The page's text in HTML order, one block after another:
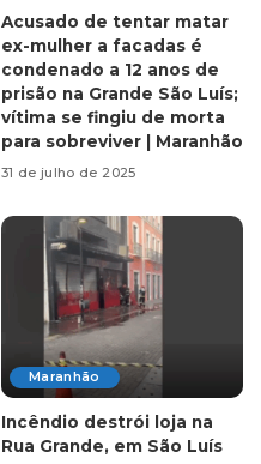
Acusado de tentar matar
ex-mulher a facadas é
condenado a 12 anos de
prisão na Grande São Luís;
vítima se fingiu de morta
para sobreviver | Maranhão
31 de julho de 2025
Maranhão
Incêndio destrói loja na
Rua Grande, em São Luís